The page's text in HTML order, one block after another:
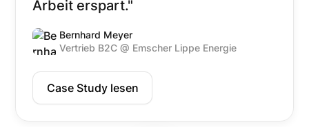
Arbeit erspart."
Bernhard Meyer
Vertrieb B2C @ Emscher Lippe Energie
Case Study lesen